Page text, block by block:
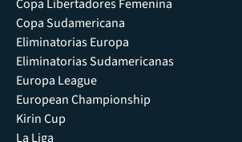
Copa Libertadores Femenina
Copa Sudamericana
Eliminatorias Europa
Eliminatorias Sudamericanas
Europa League
European Championship
Kirin Cup
La Liga